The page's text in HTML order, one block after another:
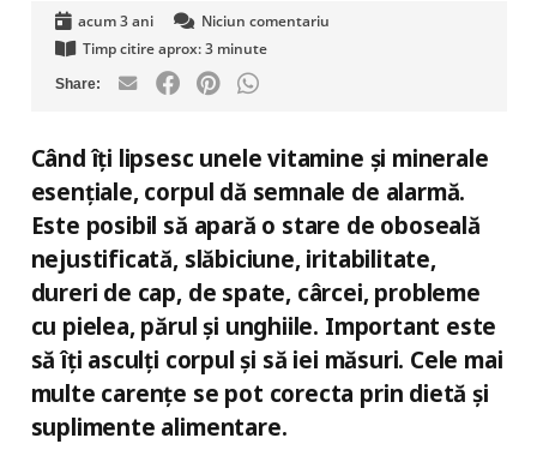
acum 3 ani
Niciun comentariu
Timp citire aprox: 3 minute
Când îți lipsesc unele vitamine și minerale
esențiale, corpul dă semnale de alarmă.
Este posibil să apară o stare de oboseală
nejustificată, slăbiciune, iritabilitate,
dureri de cap, de spate, cârcei, probleme
cu pielea, părul și unghiile. Important este
să îți asculți corpul și să iei măsuri. Cele mai
multe carențe se pot corecta prin dietă și
suplimente alimentare.